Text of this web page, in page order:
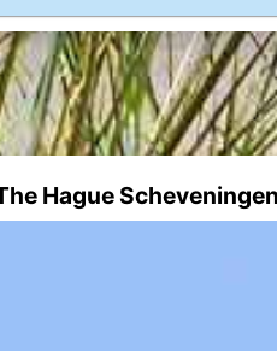
Hague